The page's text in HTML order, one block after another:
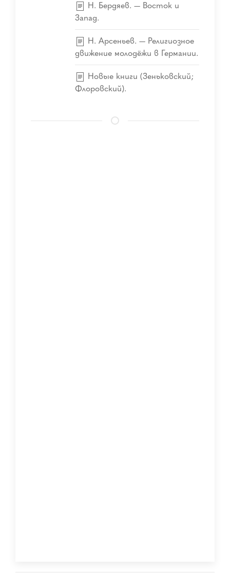
Н. Бердяев. — Восток и
Запад.
Н. Арсеньев. — Религиозное
движение молодёжи в Германии.
Новые книги (Зеньковский;
Флоровский).